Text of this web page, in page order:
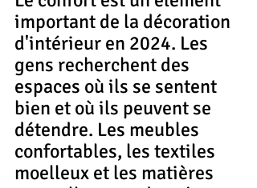
important de la décoration
d'intérieur en 2024. Les
gens recherchent des
espaces où ils se sentent
bien et où ils peuvent se
détendre. Les meubles
confortables, les textiles
moelleux et les matières